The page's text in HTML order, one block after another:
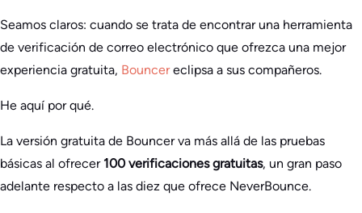
Seamos claros: cuando se trata de encontrar una herramienta
de verificación de correo electrónico que ofrezca una mejor
experiencia gratuita, Bouncereclipsa a sus compañeros.
He aquí por qué.
La versión gratuita de Bouncer va más allá de las pruebas
básicas al ofrecer 100 verificaciones gratuitas, un gran paso
adelante respecto a las diez que ofrece NeverBounce.